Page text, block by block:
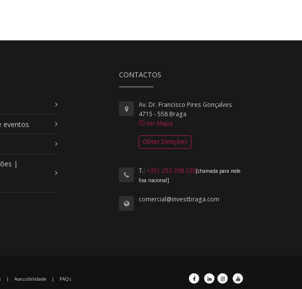
eventos
|
CONTACTOS
Av. Dr. Francisco Pires Gonçalves
4715 - 558 Braga
Ver Mapa
Obter Direções
T.: +351 253 208 230[chamada para rede
fixa nacional]
comercial@investbraga.com
| Acessibilidade | FAQs